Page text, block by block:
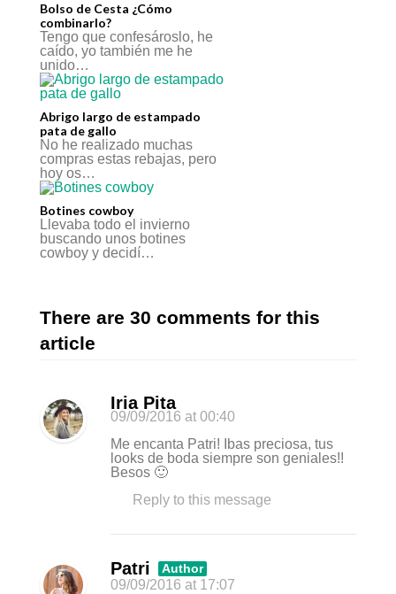
Bolso de Cesta ¿Cómo
combinarlo?
Tengo que confesároslo, he
caído, yo también me he
unido…
Abrigo largo de estampado
pata de gallo
No he realizado muchas
compras estas rebajas, pero
hoy os…
Botines cowboy
Llevaba todo el invierno
buscando unos botines
cowboy y decidí…
There are 30 comments for this
article
Iria Pita
09/09/2016 at 00:40
Me encanta Patri! Ibas preciosa, tus
looks de boda siempre son geniales!!
Besos 🙂
Reply to this message
Patri Author
09/09/2016 at 17:07